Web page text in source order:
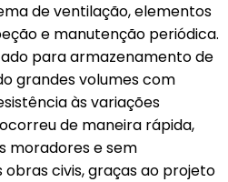
de ventilação, elementos
e manutenção periódica.
para armazenamento de
grandes volumes com
às variações
de maneira rápida,
moradores e sem
civis, graças ao projeto